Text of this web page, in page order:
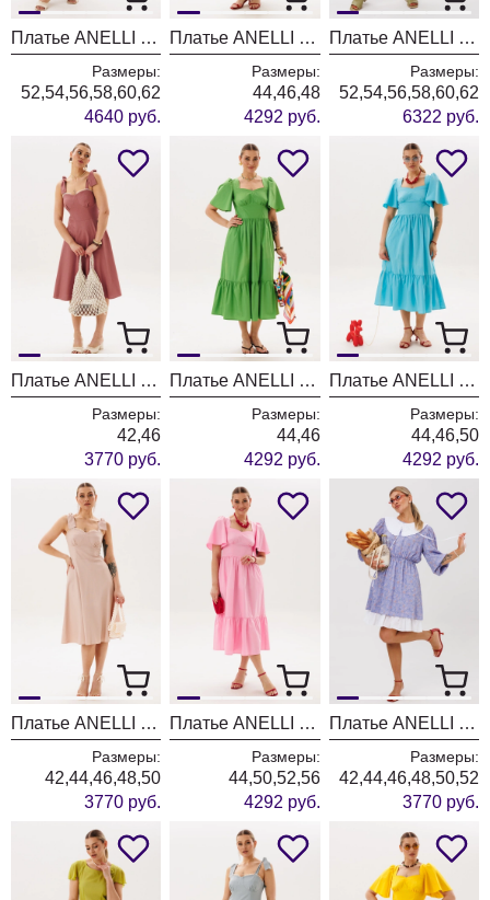
Платье ANELLI LAUREL 062 горный хрусталь
Размеры:
52,54,56,58,60,62
4640 руб.
Платье ANELLI LAUREL 1878 мятная феерия
Размеры:
44,46,48
4292 руб.
Платье ANELLI LAUREL 1541 лесная тень
Размеры:
52,54,56,58,60,62
6322 руб.
Платье ANELLI LAUREL 1867 лантановый
Размеры:
42,46
3770 руб.
Платье ANELLI LAUREL 1866 грин сан
Размеры:
44,46
4292 руб.
Платье ANELLI LAUREL 1866 блу сан
Размеры:
44,46,50
4292 руб.
Платье ANELLI LAUREL 1867 льняной цвет
Размеры:
42,44,46,48,50
3770 руб.
Платье ANELLI LAUREL 1866 пинк сан
Размеры:
44,50,52,56
4292 руб.
Платье ANELLI LAUREL 1644 мимоза
Размеры:
42,44,46,48,50,52
3770 руб.